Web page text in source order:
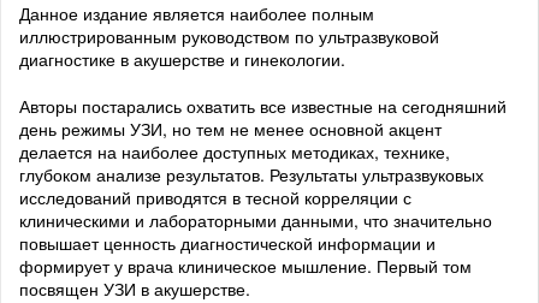
Данное издание является наиболее полным
иллюстрированным руководством по ультразвуковой
диагностике в акушерстве и гинекологии.
Авторы постарались охватить все известные на сегодняшний
день режимы УЗИ, но тем не менее основной акцент
делается на наиболее доступных методиках, технике,
глубоком анализе результатов. Результаты ультразвуковых
исследований приводятся в тесной корреляции с
клиническими и лабораторными данными, что значительно
повышает ценность диагностической информации и
формирует у врача клиническое мышление. Первый том
посвящен УЗИ в акушерстве.